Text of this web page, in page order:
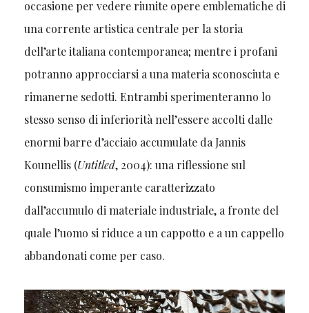
occasione per vedere riunite opere emblematiche di
una corrente artistica centrale per la storia
dell’arte italiana contemporanea; mentre i profani
potranno approcciarsi a una materia sconosciuta e
rimanerne sedotti. Entrambi sperimenteranno lo
stesso senso di inferiorità nell’essere accolti dalle
enormi barre d’acciaio accumulate da Jannis
Kounellis (Untitled, 2004): una riflessione sul
consumismo imperante caratterizzato
dall’accumulo di materiale industriale, a fronte del
quale l’uomo si riduce a un cappotto e a un cappello
abbandonati come per caso.